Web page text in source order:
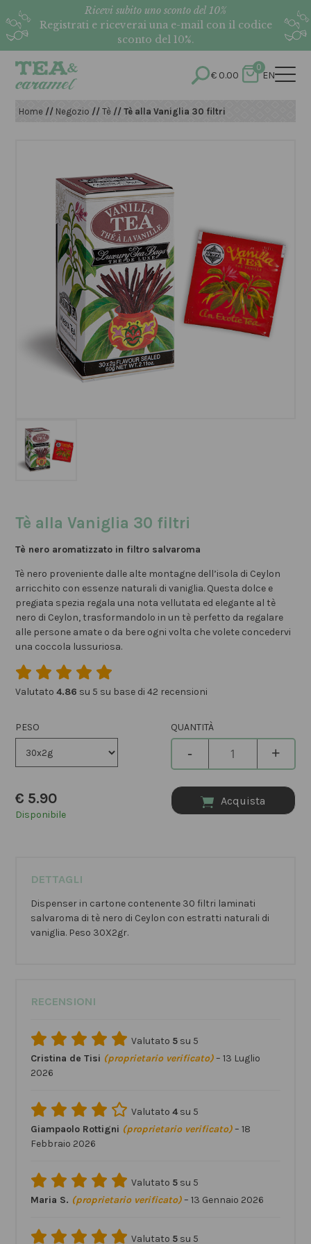
Ricevi subito uno sconto del 10%
Registrati e riceverai una e-mail con il codice
sconto del 10%.
€0.00
0
EN
Home // Negozio //Tè // Tè alla Vaniglia 30 filtri
Tè alla Vaniglia 30 filtri
Tè nero aromatizzato in filtro salvaroma
Tè nero proveniente dalle alte montagne dell’isola di Ceylon
arricchito con essenze naturali di vaniglia. Questa dolce e
pregiata spezia regala una nota vellutata ed elegante al tè
nero di Ceylon, trasformandolo in un tè perfetto da regalare
alle persone amate o da bere ogni volta che volete concedervi
una coccola lussuriosa.
Valutato4.86 su 5 su base di42 recensioni
PESO
€ 5.90
Disponibile
QUANTITÀ
- +
Acquista
DETTAGLI
Dispenser in cartone contenente 30 filtri laminati
salvaroma di tè nero di Ceylon con estratti naturali di
vaniglia. Peso 30X2gr.
RECENSIONI
Valutato 5 su 5
Cristina de Tisi (proprietario verificato) – 13 Luglio
2026
Valutato4su 5
Giampaolo Rottigni (proprietario verificato) – 18
Febbraio 2026
Valutato 5 su 5
Maria S. (proprietario verificato) – 13 Gennaio 2026
Valutato 5 su 5